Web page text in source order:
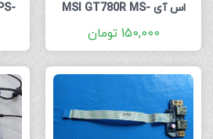
اس آی MSI GT780R MS-
1761 HDD Hard Disk Drive
Connector Board
150,000 تومان